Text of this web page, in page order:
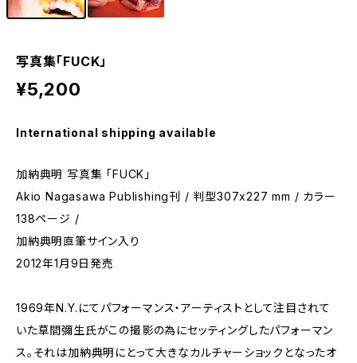
写真集「FUCK」
¥5,200
International shipping available
加納典明 写真集 「FUCK」
Akio Nagasawa Publishing刊 / 判型307x227 mm / カラー
138ページ /
加納典明直筆サイン入り
2012年1月9日発売
1969年N.Y.にてパフォーマンス・アーティストとして注目されて
いた草間彌生氏がこの撮影の為にセッティングしたパフォーマン
ス。それは加納典明にとって大きなカルチャーショックとなったオ